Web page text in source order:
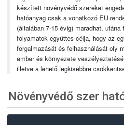
készített növényvédő szereket
hatóanyag csak a vonatkozó EU
(általában 7-15 évig) maradhat,
folyamatok együttes célja, hogy az
forgalmazását és felhasználását oly
ember és környezete
illetve a lehető legkisebbre
Növényvédő szer